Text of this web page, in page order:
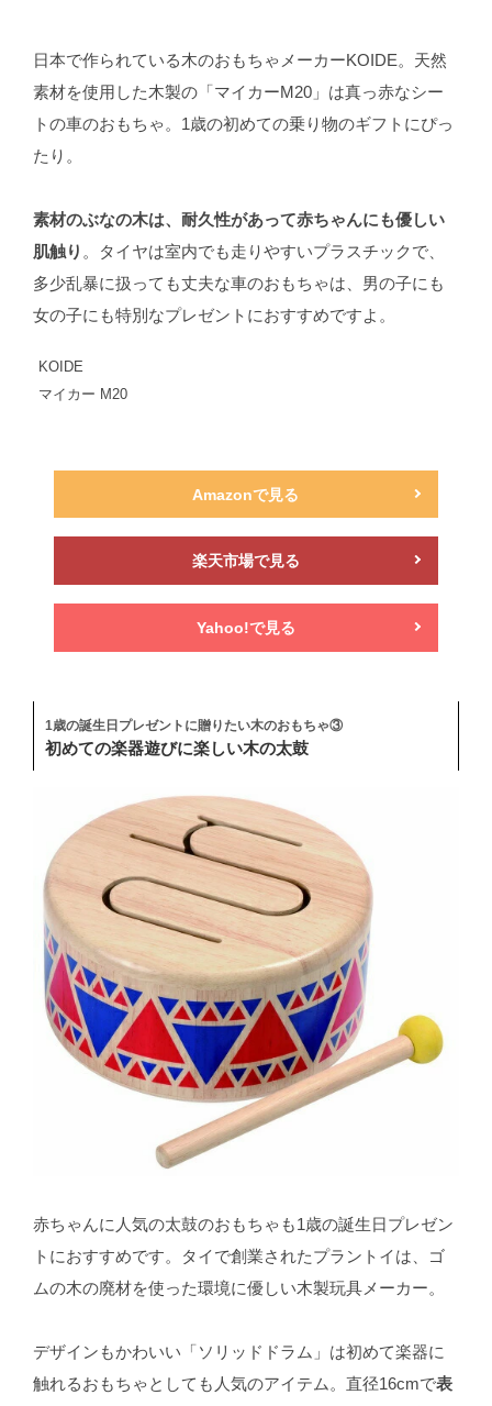
日本で作られている木のおもちゃメーカーKOIDE。天然
素材を使用した木製の「マイカーM20」は真っ赤なシー
トの車のおもちゃ。1歳の初めての乗り物のギフトにぴっ
たり。
素材のぶなの木は、耐久性があって赤ちゃんにも優しい
肌触り 。タイヤは室内でも走りやすいプラスチックで、
多少乱暴に扱っても丈夫な車のおもちゃは、男の子にも
女の子にも特別なプレゼントにおすすめですよ。
KOIDE
マイカー M20
Amazonで見る
楽天市場で見る
Yahoo!で見る
1歳の誕生日プレゼントに贈りたい木のおもちゃ③
初めての楽器遊びに楽しい木の太鼓
赤ちゃんに人気の太鼓のおもちゃも1歳の誕生日プレゼン
トにおすすめです。タイで創業されたプラントイは、ゴ
ムの木の廃材を使った環境に優しい木製玩具メーカー。
デザインもかわいい「ソリッドドラム」は初めて楽器に
触れるおもちゃとしても人気のアイテム。直径16cmで表